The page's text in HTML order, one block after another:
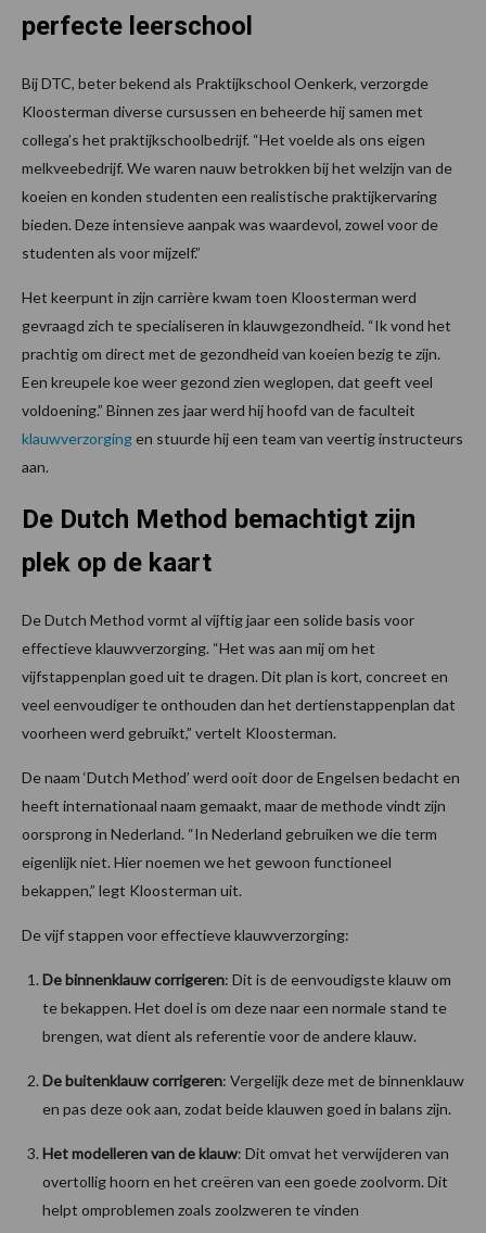
perfecte leerschool
Bij DTC, beter bekend als Praktijkschool Oenkerk, verzorgde
Kloosterman diverse cursussen en beheerde hij samen met
collega’s het praktijkschoolbedrijf. “Het voelde als ons eigen
melkveebedrijf. We waren nauw betrokken bij het welzijn van de
koeien en konden studenten een realistische praktijkervaring
bieden. Deze intensieve aanpak was waardevol, zowel voor de
studenten als voor mijzelf.”
Het keerpunt in zijn carrière kwam toen Kloosterman werd
gevraagd zich te specialiseren in klauwgezondheid. “Ik vond het
prachtig om direct met de gezondheid van koeien bezig te zijn.
Een kreupele koe weer gezond zien weglopen, dat geeft veel
voldoening.” Binnen zes jaar werd hij hoofd van de faculteit
klauwverzorgingen stuurde hij een team van veertig instructeurs
aan.
De Dutch Method bemachtigt zijn
plek op de kaart
De Dutch Method vormt al vijftig jaar een solide basis voor
effectieve klauwverzorging. “Het was aan mij om het
vijfstappenplan goed uit te dragen. Dit plan is kort, concreet en
veel eenvoudiger te onthouden dan het dertienstappenplan dat
voorheen werd gebruikt,” vertelt Kloosterman.
De naam ‘Dutch Method’ werd ooit door de Engelsen bedacht en
heeft internationaal naam gemaakt, maar de methode vindt zijn
oorsprong in Nederland. “In Nederland gebruiken we die term
eigenlijk niet. Hier noemen we het gewoon functioneel
bekappen,” legt Kloosterman uit.
De vijf stappen voor effectieve klauwverzorging:
De binnenklauw corrigeren: Dit is de eenvoudigste klauw om
te bekappen. Het doel is om deze naar een normale stand te
brengen, wat dient als referentie voor de andere klauw.
De buitenklauw corrigeren: Vergelijk deze met de binnenklauw
en pas deze ook aan, zodat beide klauwen goed in balans zijn.
Het modelleren van de klauw: Dit omvat het verwijderen van
overtollig hoorn en het creëren van een goede zoolvorm. Dit
helpt omproblemen zoals zoolzweren te vinden